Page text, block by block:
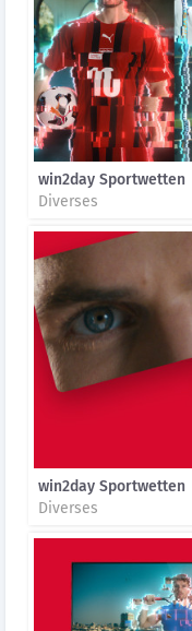
win2day Sportwetten
Diverses
win2day Sportwetten
Diverses